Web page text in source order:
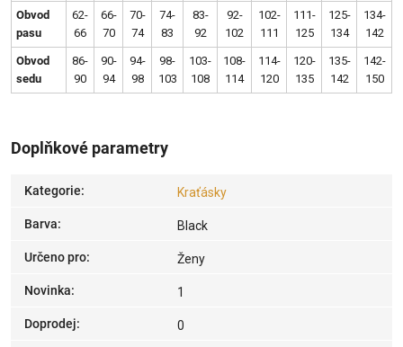
Obvod
pasu
62-
66
66-
70
70-
74
74-
83
83-
92
92-
102
102-
111
111-
125
125-
134
134-
142
Obvod
sedu
86-
90
90-
94
94-
98
98-
103
103-
108
108-
114
114-
120
120-
135
135-
142
142-
150
Doplňkové parametry
Kategorie: Kraťásky
Barva: Black
Určeno pro: Ženy
Novinka: 1
Doprodej: 0